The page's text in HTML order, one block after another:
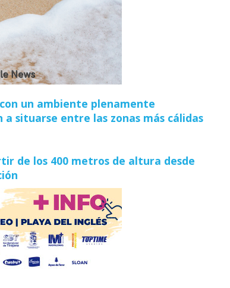
un ambiente plenamente
situarse entre las zonas más cálidas
de los 400 metros de altura desde